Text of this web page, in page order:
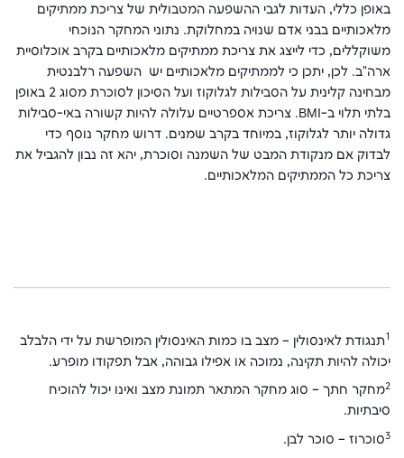
באופן כללי, העדות לגבי ההשפעה המטבולית של צריכת ממתיקים
מלאכותיים בבני אדם שנויה במחלוקת. נתוני המחקר הנוכחי
משוקללים, כדי לייצג את צריכת ממתיקים מלאכותיים בקרב אוכלוסיית
ארה"ב. לכן, יתכן כי לממתיקים מלאכותיים יש השפעה רלבנטית
מבחינה קלינית על הסבילות לגלוקוז ועל הסיכון לסוכרת מסוג 2 באופן
בלתי תלוי ב-BMI. צריכת אספרטיים עלולה להיות קשורה באי-סבילות
גדולה יותר לגלוקוז, במיוחד בקרב שמנים. דרוש מחקר נוסף כדי
לבדוק אם מנקודת המבט של השמנה וסוכרת, יהא זה נבון להגביל את
צריכת כל הממתיקים המלאכותיים.
1תנגודת לאינסולין – מצב בו כמות האינסולין המופרשת על ידי הלבלב
יכולה להיות תקינה, נמוכה או אפילו גבוהה, אבל תפקודו מופרע.
2מחקר חתך – סוג מחקר המתאר תמונת מצב ואינו יכול להוכיח
סיבתיות.
3סוכרוז – סוכר לבן.